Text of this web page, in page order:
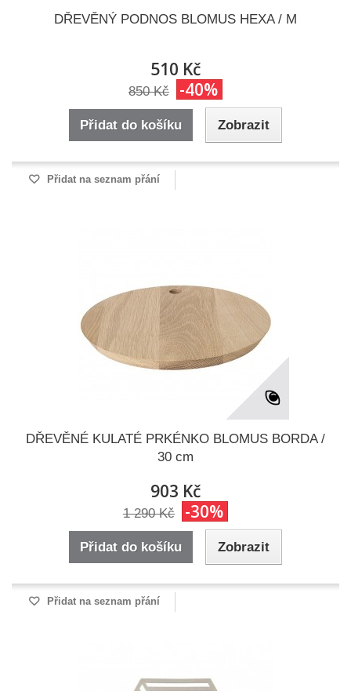
DŘEVĚNÝ PODNOS BLOMUS HEXA / M
510 Kč
850 Kč -40%
Přidat do košíku Zobrazit
Přidat na seznam přání
DŘEVĚNÉ KULATÉ PRKÉNKO BLOMUS BORDA /
30 cm
903 Kč
1 290 Kč -30%
Přidat do košíku Zobrazit
Přidat na seznam přání